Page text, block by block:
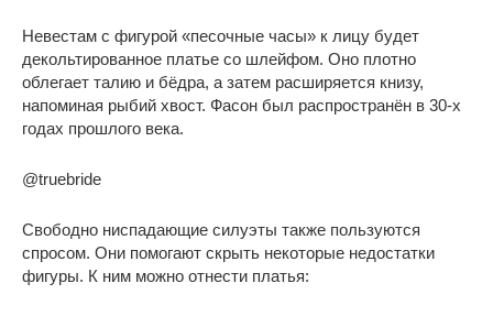
Невестам с фигурой «песочные часы» к лицу будет
декольтированное платье со шлейфом. Оно плотно
облегает талию и бёдра, а затем расширяется книзу,
напоминая рыбий хвост. Фасон был распространён в 30-х
годах прошлого века.
@truebride
Свободно ниспадающие силуэты также пользуются
спросом. Они помогают скрыть некоторые недостатки
фигуры. К ним можно отнести платья: